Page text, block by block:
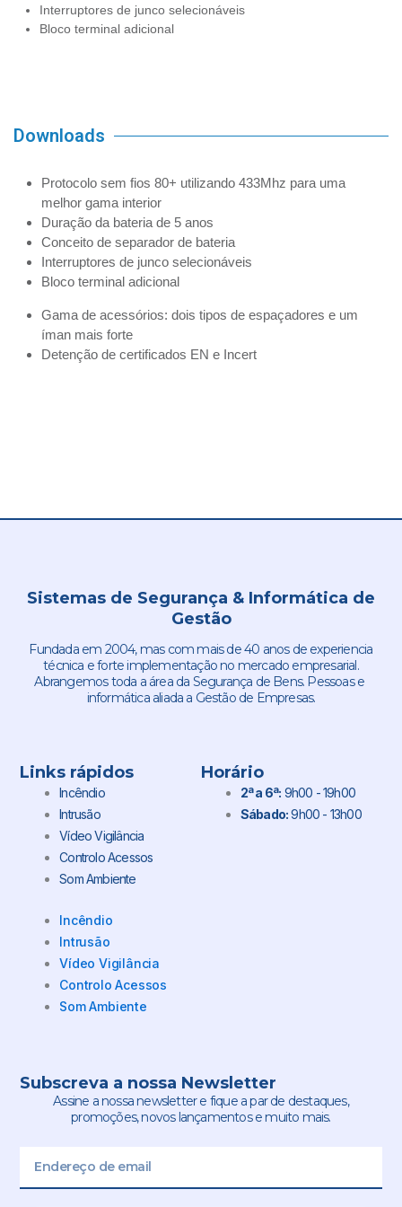
Interruptores de junco selecionáveis
Bloco terminal adicional
Downloads
Protocolo sem fios 80+ utilizando 433Mhz para uma
melhor gama interior
Duração da bateria de 5 anos
Conceito de separador de bateria
Interruptores de junco selecionáveis
Bloco terminal adicional
Gama de acessórios: dois tipos de espaçadores e um
íman mais forte
Detenção de certificados EN e Incert
Sistemas de Segurança & Informática de
Gestão
Fundada em 2004, mas com mais de 40 anos de experiencia
técnica e forte implementação no mercado empresarial.
Abrangemos toda a área da Segurança de Bens. Pessoas e
informática aliada a Gestão de Empresas.
Links rápidos
Incêndio
Intrusão
Vídeo Vigilância
Controlo Acessos
Som Ambiente
Incêndio
Intrusão
Vídeo Vigilância
Controlo Acessos
Som Ambiente
Horário
2ª a 6ª: 9h00 - 19h00
Sábado:9h00 - 13h00
Subscreva a nossa Newsletter
Assine a nossa newsletter e fique a par de destaques,
promoções, novos lançamentos e muito mais.